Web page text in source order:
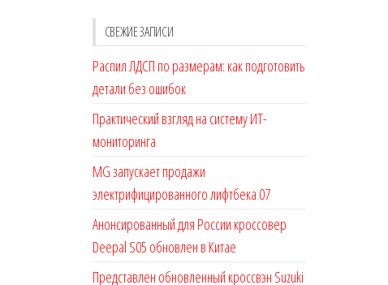
СВЕЖИЕ ЗАПИСИ
Распил ЛДСП по размерам: как подготовить
детали без ошибок
Практический взгляд на систему ИТ-
мониторинга
MG запускает продажи
электрифицированного лифтбека 07
Анонсированный для России кроссовер
Deepal S05 обновлен в Китае
Представлен обновленный кроссвэн Suzuki